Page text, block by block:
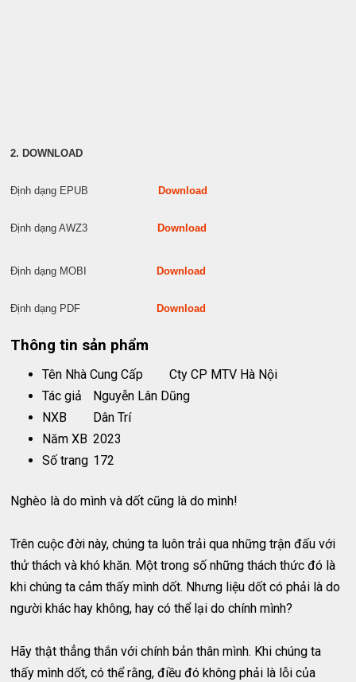
2. DOWNLOAD
Định dạng EPUB Download
Định dạng AWZ3 Download
Định dạng MOBI Download
Định dạng PDF Download
Thông tin sản phẩm
Tên Nhà Cung Cấp
Cty CP MTV Hà Nội
Tác giả
Nguyễn Lân Dũng
NXB
Dân Trí
Năm XB 2023
Số trang 172
Nghèo là do mình và dốt cũng là do mình!
Trên cuộc đời này, chúng ta luôn trải qua những trận đấu với
thử thách và khó khăn. Một trong số những thách thức đó là
khi chúng ta cảm thấy mình dốt. Nhưng liệu dốt có phải là do
người khác hay không, hay có thể lại do chính mình?
Hãy thật thẳng thắn với chính bản thân mình. Khi chúng ta
thấy mình dốt, có thể rằng, điều đó không phải là lỗi của